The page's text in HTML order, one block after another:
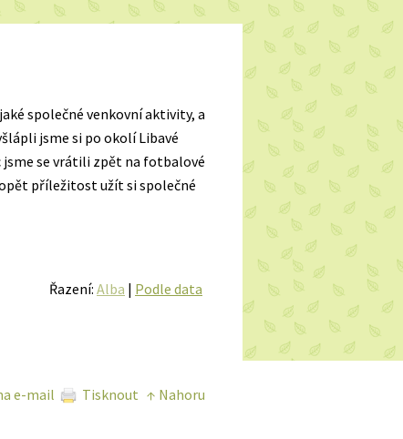
společné venkovní aktivity, a
jsme si po okolí Libavé
jsme se vrátili zpět na fotbalové
příležitost užít si společné
Řazení: Alba | Podle data
e-mail Tisknout ↑ Nahoru